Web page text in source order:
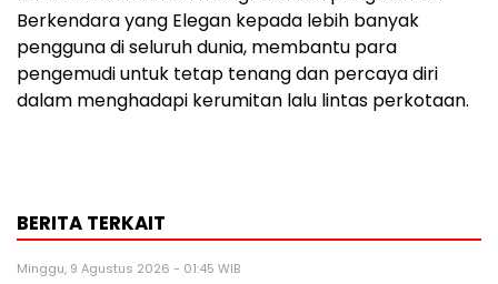
Berkendara yang Elegan kepada lebih banyak
pengguna di seluruh dunia, membantu para
pengemudi untuk tetap tenang dan percaya diri
dalam menghadapi kerumitan lalu lintas perkotaan.
BERITA TERKAIT
Minggu, 9 Agustus 2026 - 01:45 WIB